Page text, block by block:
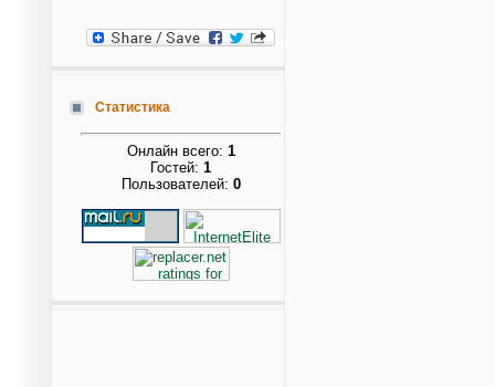
Статистика
Онлайн всего: 1
Гостей: 1
Пользователей: 0